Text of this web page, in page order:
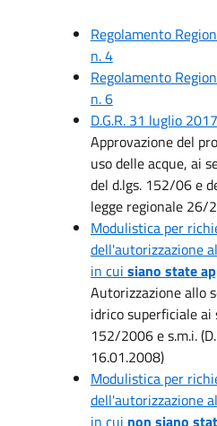
Regolamento
n. 4
Regolamento
n. 6
D.G.R. 31 luglio
Approvazione del
uso delle acque, ai
del d.lgs. 152/06 e
legge regionale 26/
Modulistica per
dell'autorizzazione
in cui siano state
Autorizzazione allo
idrico superficiale ai
152/2006 e s.m.i.
16.01.2008)
Modulistica per
dell'autorizzazione
in cui non siano